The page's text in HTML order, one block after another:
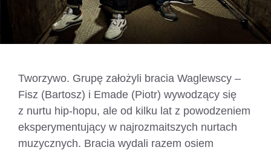
Tworzywo. Grupę założyli bracia Waglewscy –
Fisz (Bartosz) i Emade (Piotr) wywodzący się
z nurtu hip-hopu, ale od kilku lat z powodzeniem
eksperymentujący w najrozmaitszych nurtach
muzycznych. Bracia wydali razem osiem